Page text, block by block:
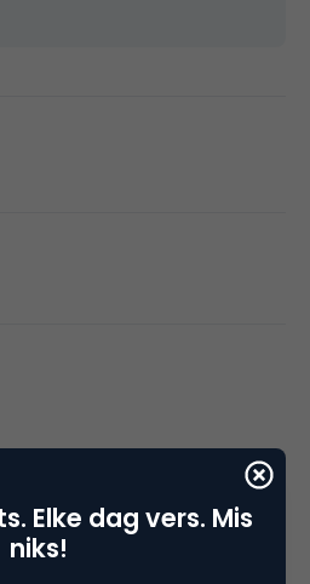
Elke dag vers. Mis
niks!